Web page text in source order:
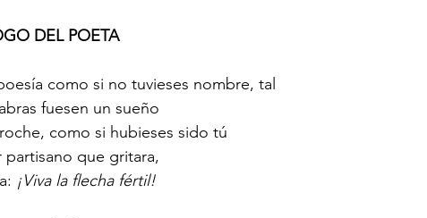
DEL POETA
como si no tuvieses nombre, tal
fuesen un sueño
como si hubieses sido tú
partisano que gritara,
¡Viva la flecha fértil!